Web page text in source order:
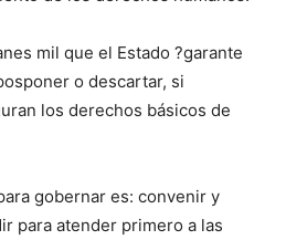
mil que el Estado ?garante
o descartar, si
los derechos básicos de
gobernar es: convenir y
para atender primero a las